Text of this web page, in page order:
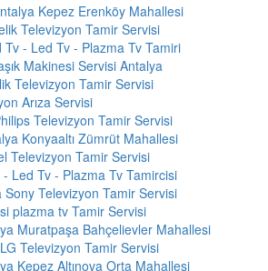
Kepez Erenköy Mahallesi
Televizyon Tamir Servisi
- Led Tv - Plazma Tv Tamiri
Makinesi Servisi Antalya
Televizyon Tamir Servisi
Arıza Servisi
Televizyon Tamir Servisi
Konyaaltı Zümrüt Mahallesi
Televizyon Tamir Servisi
Led Tv - Plazma Tv Tamircisi
Televizyon Tamir Servisi
plazma tv Tamir Servisi
Muratpaşa Bahçelievler Mahallesi
Televizyon Tamir Servisi
Kepez Altınova Orta Mahallesi